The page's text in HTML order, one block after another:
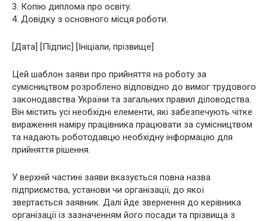
3. Копію диплома про освіту.
4. Довідку з основного місця роботи.
[Дата] [Підпис] [Ініціали, прізвище]
Цей шаблон заяви про прийняття на роботу за
сумісництвом розроблено відповідно до вимог трудового
законодавства України та загальних правил діловодства.
Він містить усі необхідні елементи, які забезпечують чітке
вираження наміру працівника працювати за сумісництвом
та надають роботодавцю необхідну інформацію для
прийняття рішення.
У верхній частині заяви вказується повна назва
підприємства, установи чи організації, до якої
звертається заявник. Далі йде звернення до керівника
організації із зазначенням його посади та прізвища з